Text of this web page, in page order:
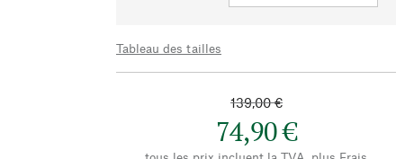
Tableau des tailles
139,00 €
74,90 €